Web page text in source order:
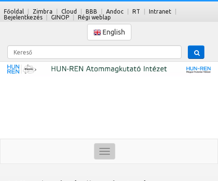
Főoldal Zimbra Cloud BBB Andoc RT
Intranet
Bejelentkezés
GINOP Régi weblap
English
Kereső
Toggle
navigation